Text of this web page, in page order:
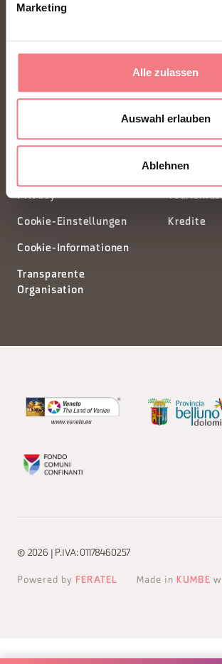
Marketing
Alle zulassen
Auswahl erlauben
Ablehnen
FONDAZIONE DMO DOLOMITI
Piazza Santo Stefano 15/17
segreteria@dmodolomiti.it
Privacy
Cookie-Einstellungen
Cookie-Informationen
Transparente
Organisation
Kredite
© 2026 | P.IVA: 01178460257
Powered by FERATEL Made in KUMBE